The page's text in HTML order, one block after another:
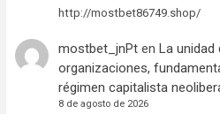
http://mostbet86749.shop/
mostbet_jnPten La unidad
organizaciones,
régimen capitalista
8 de agosto de 2026